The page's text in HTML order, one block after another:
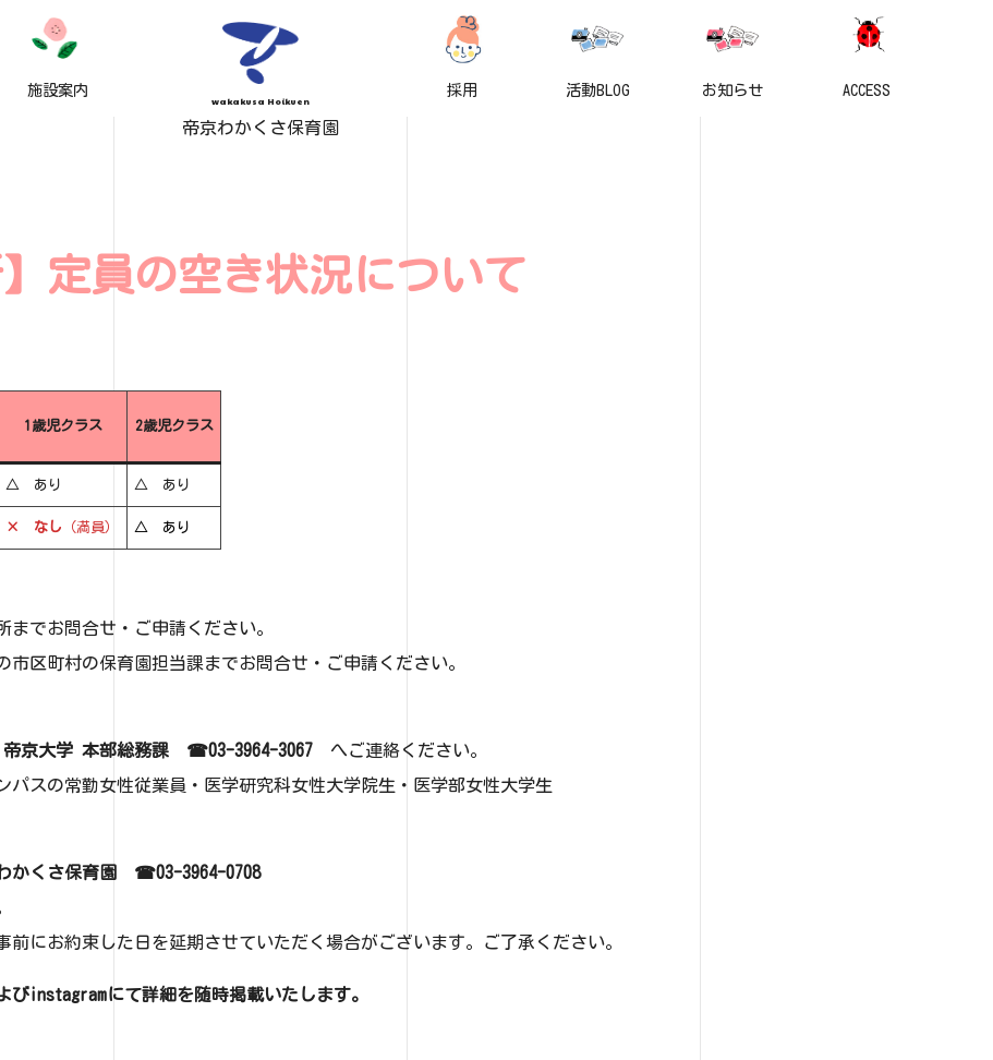
施設案内
wakakusa Hoikuen
帝京わかくさ保育園
採用 活動BLOG お知らせ ACCESS
】定員の空き状況について
1歳児クラス 2歳児クラス
△ あり △ あり
× なし （満員） △ あり
お問合せ・ご申請ください。
区町村の保育園担当課までお問合せ・ご申請ください。
帝京大学 本部総務課 ☎03-3964-3067 へご連絡ください。
スの常勤女性従業員・医学研究科女性大学院生・医学部女性大学生
かくさ保育園 ☎03-3964-0708
にお約束した日を延期させていただく場合がございます。ご了承ください。
instagramにて詳細を随時掲載いたします。